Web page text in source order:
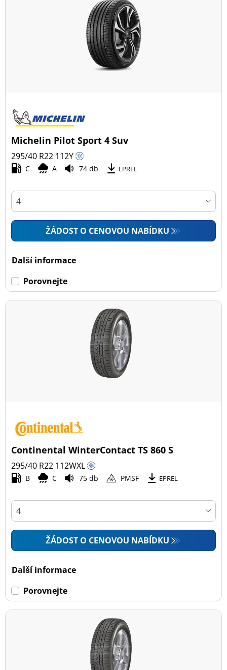
Michelin Pilot Sport 4 Suv
295/40 R22 112Y
C A 74 db EPREL
ŽÁDOST O CENOVOU NABÍDKU
Další informace
Porovnejte
Continental WinterContact TS 860 S
295/40 R22 112WXL
B C 75 db PMSF EPREL
ŽÁDOST O CENOVOU NABÍDKU
Další informace
Porovnejte